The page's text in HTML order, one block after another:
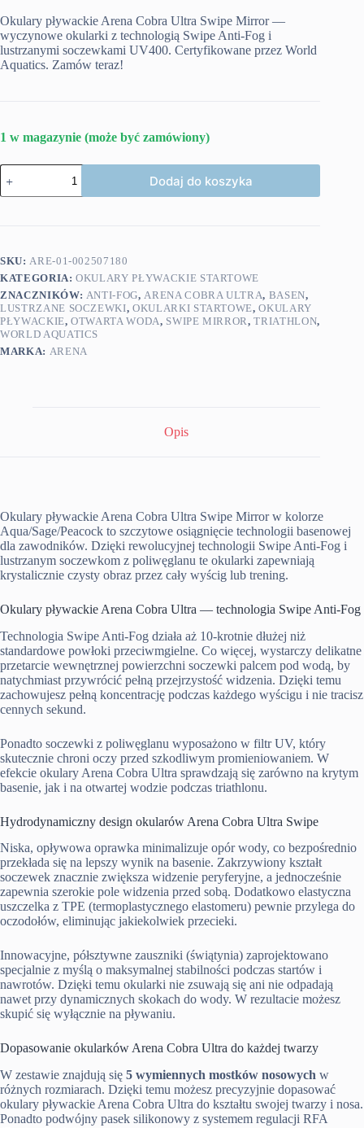
Okulary pływackie Arena Cobra Ultra Swipe Mirror —
wyczynowe okularki z technologią Swipe Anti-Fog i
lustrzanymi soczewkami UV400. Certyfikowane przez World
Aquatics. Zamów teraz!
1 w magazynie (może być zamówiony)
ilość
Arena
okulary
Peacock
Dodaj do koszyka
SKU:ARE-01-002507180
KATEGORIA:OKULARY PŁYWACKIE STARTOWE
ZNACZNIKÓW: ANTI-FOG,ARENA COBRA ULTRA, BASEN,
LUSTRZANE SOCZEWKI,OKULARKI STARTOWE,OKULARY
PŁYWACKIE,OTWARTA WODA, SWIPE MIRROR,TRIATHLON,
WORLD AQUATICS
MARKA: ARENA
Opis
Okulary pływackie Arena Cobra Ultra Swipe Mirror w kolorze
Aqua/Sage/Peacock to szczytowe osiągnięcie technologii basenowej
dla zawodników. Dzięki rewolucyjnej technologii Swipe Anti-Fog i
lustrzanym soczewkom z poliwęglanu te okularki zapewniają
krystalicznie czysty obraz przez cały wyścig lub trening.
Okulary pływackie Arena Cobra Ultra — technologia Swipe Anti-Fog
Technologia Swipe Anti-Fog działa aż 10-krotnie dłużej niż
standardowe powłoki przeciwmgielne. Co więcej, wystarczy delikatne
przetarcie wewnętrznej powierzchni soczewki palcem pod wodą, by
natychmiast przywrócić pełną przejrzystość widzenia. Dzięki temu
zachowujesz pełną koncentrację podczas każdego wyścigu i nie tracisz
cennych sekund.
Ponadto soczewki z poliwęglanu wyposażono w filtr UV, który
skutecznie chroni oczy przed szkodliwym promieniowaniem. W
efekcie okulary Arena Cobra Ultra sprawdzają się zarówno na krytym
basenie, jak i na otwartej wodzie podczas triathlonu.
Hydrodynamiczny design okularów Arena Cobra Ultra Swipe
Niska, opływowa oprawka minimalizuje opór wody, co bezpośrednio
przekłada się na lepszy wynik na basenie. Zakrzywiony kształt
soczewek znacznie zwiększa widzenie peryferyjne, a jednocześnie
zapewnia szerokie pole widzenia przed sobą. Dodatkowo elastyczna
uszczelka z TPE (termoplastycznego elastomeru) pewnie przylega do
oczodołów, eliminując jakiekolwiek przecieki.
Innowacyjne, półsztywne zauszniki (świątynia) zaprojektowano
specjalnie z myślą o maksymalnej stabilności podczas startów i
nawrotów. Dzięki temu okularki nie zsuwają się ani nie odpadają
nawet przy dynamicznych skokach do wody. W rezultacie możesz
skupić się wyłącznie na pływaniu.
Dopasowanie okularków Arena Cobra Ultra do każdej twarzy
W zestawie znajdują się 5 wymiennych mostków nosowych w
różnych rozmiarach. Dzięki temu możesz precyzyjnie dopasować
okulary pływackie Arena Cobra Ultra do kształtu swojej twarzy i nosa.
Ponadto podwójny pasek silikonowy z systemem regulacji RFA